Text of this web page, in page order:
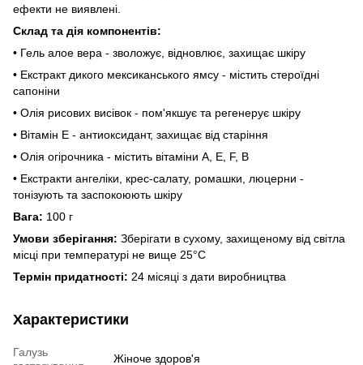
ефекти не виявлені.
Склад та дія компонентів:
• Гель алое вера - зволожує, відновлює, захищає шкіру
• Екстракт дикого мексиканського ямсу - містить стероїдні
сапоніни
• Олія рисових висівок - пом'якшує та регенерує шкіру
• Вітамін Е - антиоксидант, захищає від старіння
• Олія огірочника - містить вітаміни А, Е, F, В
• Екстракти ангеліки, крес-салату, ромашки, люцерни -
тонізують та заспокоюють шкіру
Вага: 100 г
Умови зберігання: Зберігати в сухому, захищеному від світла
місці при температурі не вище 25°С
Термін придатності: 24 місяці з дати виробництва
Характеристики
Галузь
Жіноче здоров'я